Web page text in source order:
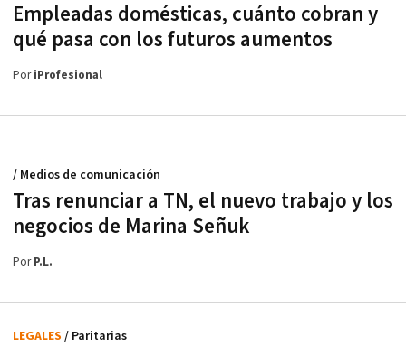
Empleadas domésticas, cuánto cobran y
qué pasa con los futuros aumentos
PoriProfesional
Tras renunciar a TN, el nuevo trabajo y los
negocios de Marina Señuk
/ Medios de comunicación
PorP.L.
LEGALES / Paritarias